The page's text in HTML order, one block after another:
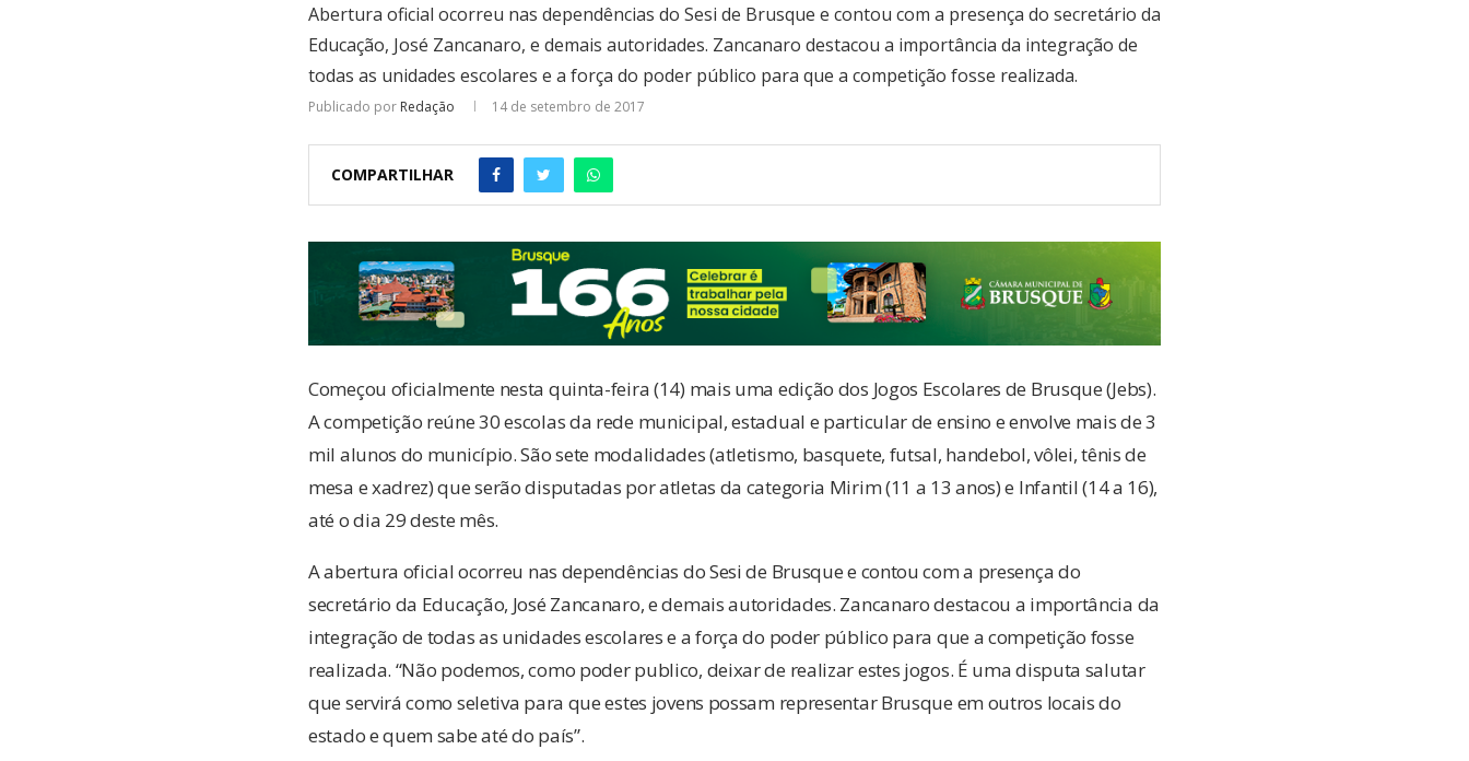
Abertura oficial ocorreu nas dependências do Sesi de Brusque e contou com a presença do secretário da
Educação, José Zancanaro, e demais autoridades. Zancanaro destacou a importância da integração de
todas as unidades escolares e a força do poder público para que a competição fosse realizada.
Publicado por Redação 14 de setembro de 2017
COMPARTILHAR
Começou oficialmente nesta quinta-feira (14) mais uma edição dos Jogos Escolares de Brusque (Jebs).
A competição reúne 30 escolas da rede municipal, estadual e particular de ensino e envolve mais de 3
mil alunos do município. São sete modalidades (atletismo, basquete, futsal, handebol, vôlei, tênis de
mesa e xadrez) que serão disputadas por atletas da categoria Mirim (11 a 13 anos) e Infantil (14 a 16),
até o dia 29 deste mês.
A abertura oficial ocorreu nas dependências do Sesi de Brusque e contou com a presença do
secretário da Educação, José Zancanaro, e demais autoridades. Zancanaro destacou a importância da
integração de todas as unidades escolares e a força do poder público para que a competição fosse
realizada. “Não podemos, como poder publico, deixar de realizar estes jogos. É uma disputa salutar
que servirá como seletiva para que estes jovens possam representar Brusque em outros locais do
estado e quem sabe até do país”.